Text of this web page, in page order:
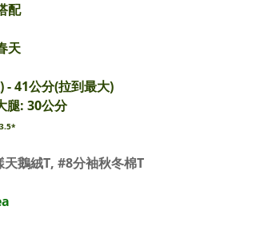
配
天
- 41公分(拉到最大)
腿: 30公分
鵝絨T, #8分袖秋冬棉T